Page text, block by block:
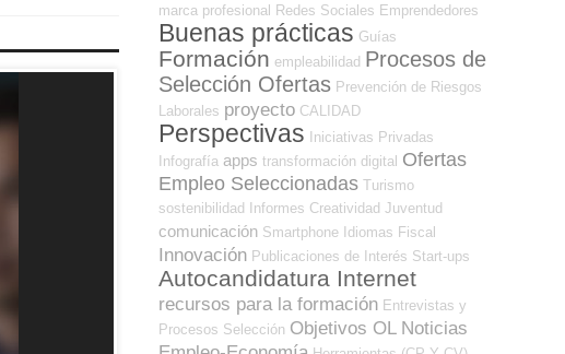
marca profesional
Redes Sociales Emprendedores
Buenas prácticas Guías
Formación empleabilidad Procesos de
Selección Ofertas Prevención de Riesgos
Laborales proyecto CALIDAD
Perspectivas
Iniciativas Privadas
Infografía apps transformación digital Ofertas
Empleo Seleccionadas Turismo
sostenibilidad
Informes Creatividad Juventud
comunicación Smartphone Idiomas Fiscal
Innovación Publicaciones de Interés Start-ups
Autocandidatura Internet
recursos para la formación Entrevistas y
Procesos Selección Objetivos OL Noticias